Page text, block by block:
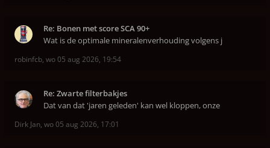
Re: Bonen met score SCA 90+
Wat is de optimale mineralenverhouding volgens j
robinfcb, wo 05 aug 2026, 19:54
Re: Zwarte filterbakjes
Dat van dat 'jaren geleden' kan wel kloppen, onze
Dirk Jan, wo 05 aug 2026, 17:01